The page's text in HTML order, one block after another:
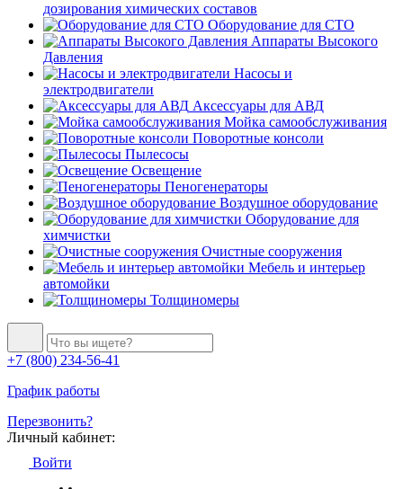
дозирования химических составов
Оборудование для СТО
Аппараты Высокого
Давления
Насосы и
электродвигатели
Аксессуары для АВД
Мойка самообслуживания
Поворотные консоли
Пылесосы
Освещение
Пеногенераторы
Воздушное оборудование
Оборудование для
химчистки
Очистные сооружения
Мебель и интерьер
автомойки
Толщиномеры
+7 (800) 234-56-41
График работы
Перезвонить?
Личный кабинет:
Войти